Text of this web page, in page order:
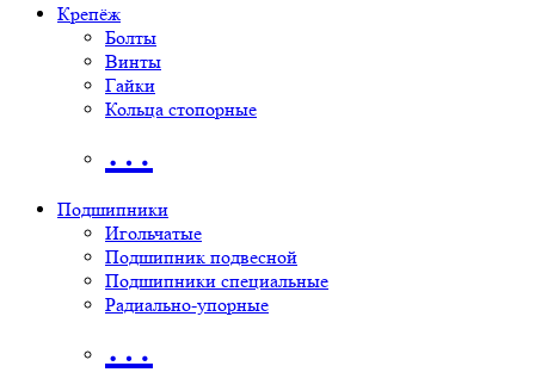
Крепёж
Болты
Винты
Гайки
Кольца стопорные
…
Подшипники
Игольчатые
Подшипник подвесной
Подшипники специальные
Радиально-упорные
…